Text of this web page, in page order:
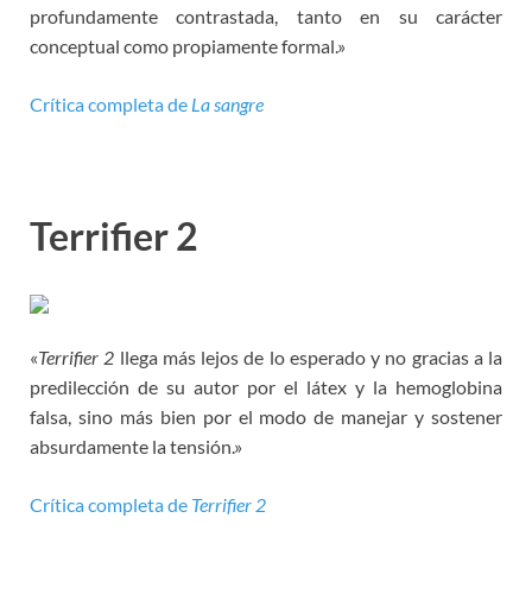
profundamente contrastada, tanto en su carácter
conceptual como propiamente formal.»
Crítica completa de La sangre
Terrifier 2
«Terrifier 2 llega más lejos de lo esperado y no gracias a la
predilección de su autor por el látex y la hemoglobina
falsa, sino más bien por el modo de manejar y sostener
absurdamente la tensión.»
Crítica completa de Terrifier 2